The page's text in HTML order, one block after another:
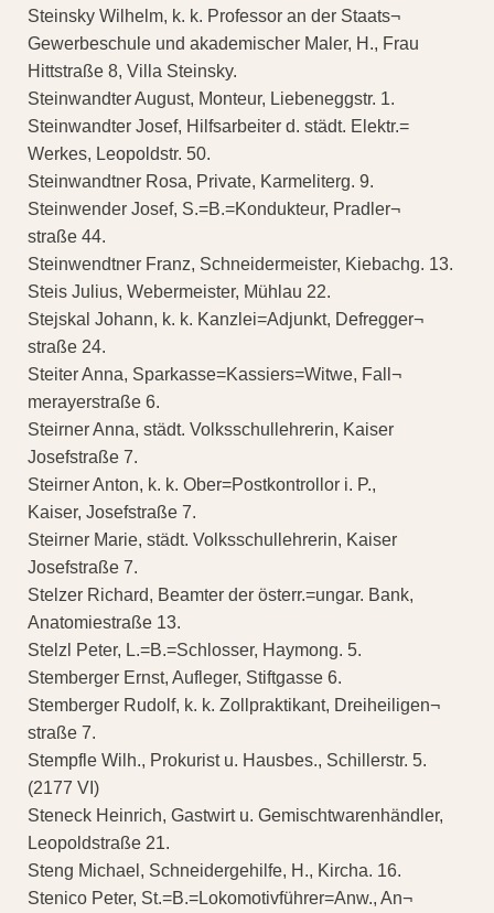
Steinsky Wilhelm, k. k. Professor an der Staats¬
Gewerbeschule und akademischer Maler, H., Frau
Hittstraße 8, Villa Steinsky.
Steinwandter August, Monteur, Liebeneggstr. 1.
Steinwandter Josef, Hilfsarbeiter d. städt. Elektr.=
Werkes, Leopoldstr. 50.
Steinwandtner Rosa, Private, Karmeliterg. 9.
Steinwender Josef, S.=B.=Kondukteur, Pradler¬
straße 44.
Steinwendtner Franz, Schneidermeister, Kiebachg. 13.
Steis Julius, Webermeister, Mühlau 22.
Stejskal Johann, k. k. Kanzlei=Adjunkt, Defregger¬
straße 24.
Steiter Anna, Sparkasse=Kassiers=Witwe, Fall¬
merayerstraße 6.
Steirner Anna, städt. Volksschullehrerin, Kaiser
Josefstraße 7.
Steirner Anton, k. k. Ober=Postkontrollor i. P.,
Kaiser, Josefstraße 7.
Steirner Marie, städt. Volksschullehrerin, Kaiser
Josefstraße 7.
Stelzer Richard, Beamter der österr.=ungar. Bank,
Anatomiestraße 13.
Stelzl Peter, L.=B.=Schlosser, Haymong. 5.
Stemberger Ernst, Aufleger, Stiftgasse 6.
Stemberger Rudolf, k. k. Zollpraktikant, Dreiheiligen¬
straße 7.
Stempfle Wilh., Prokurist u. Hausbes., Schillerstr. 5.
(2177 VI)
Steneck Heinrich, Gastwirt u. Gemischtwarenhändler,
Leopoldstraße 21.
Steng Michael, Schneidergehilfe, H., Kircha. 16.
Stenico Peter, St.=B.=Lokomotivführer=Anw., An¬